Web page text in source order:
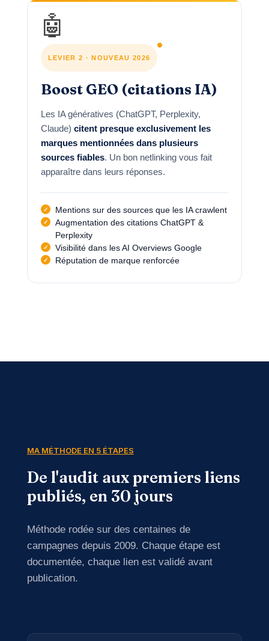
🤖
LEVIER 2 · NOUVEAU 2026
Boost GEO (citations IA)
Les IA génératives (ChatGPT, Perplexity,
Claude) citent presque exclusivement les
marques mentionnées dans plusieurs
sources fiables. Un bon netlinking vous fait
apparaître dans leurs réponses.
Mentions sur des sources que les IA crawlent
Augmentation des citations ChatGPT &
Perplexity
Visibilité dans les AI Overviews Google
Réputation de marque renforcée
MA MÉTHODE EN 5 ÉTAPES
De l'audit aux premiers liens
publiés, en 30 jours
Méthode rodée sur des centaines de
campagnes depuis 2009. Chaque étape est
documentée, chaque lien est validé avant
publication.